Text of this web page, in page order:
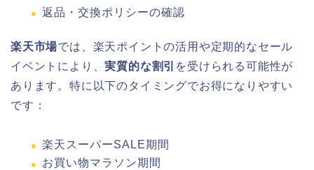
返品・交換ポリシーの確認
楽天市場では、楽天ポイントの活用や定期的なセール
イベントにより、実質的な割引 を受けられる可能性が
あります。特に以下のタイミングでお得になりやすい
です：
楽天スーパーSALE期間
お買い物マラソン期間